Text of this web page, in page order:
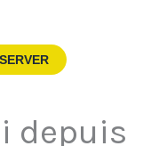
depuis